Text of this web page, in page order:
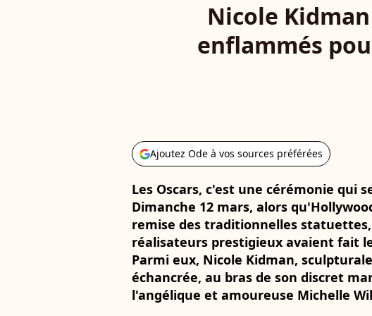
Nicole
enflammés
Ajoutez Ode à vos sources préférées
Les Oscars, c'est une cérémonie qui
Dimanche 12 mars, alors
remise des traditionnelles
réalisateurs prestigieux avaient fait
Parmi eux, Nicole Kidman,
échancrée, au bras de son discret
l'angélique et amoureuse Michelle